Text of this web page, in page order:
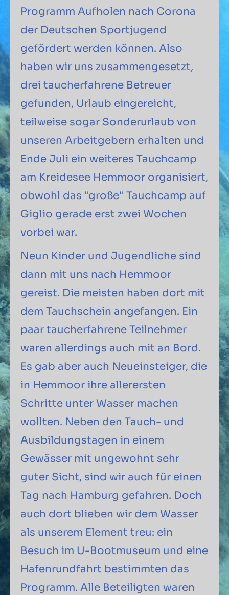
Programm Aufholen nach Corona
der Deutschen Sportjugend
gefördert werden können. Also
haben wir uns zusammengesetzt,
drei taucherfahrene Betreuer
gefunden, Urlaub eingereicht,
teilweise sogar Sonderurlaub von
unseren Arbeitgebern erhalten und
Ende Juli ein weiteres Tauchcamp
am Kreidesee Hemmoor organisiert,
obwohl das "große" Tauchcamp auf
Giglio gerade erst zwei Wochen
vorbei war.
Neun Kinder und Jugendliche sind
dann mit uns nach Hemmoor
gereist. Die meisten haben dort mit
dem Tauchschein angefangen. Ein
paar taucherfahrene Teilnehmer
waren allerdings auch mit an Bord.
Es gab aber auch Neueinsteiger, die
in Hemmoor ihre allerersten
Schritte unter Wasser machen
wollten. Neben den Tauch- und
Ausbildungstagen in einem
Gewässer mit ungewohnt sehr
guter Sicht, sind wir auch für einen
Tag nach Hamburg gefahren. Doch
auch dort blieben wir dem Wasser
als unserem Element treu: ein
Besuch im U-Bootmuseum und eine
Hafenrundfahrt bestimmten das
Programm. Alle Beteiligten waren